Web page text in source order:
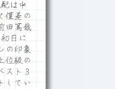
は中
僅差の
田篤哉
日に
の印象
位級の
スト３
してい